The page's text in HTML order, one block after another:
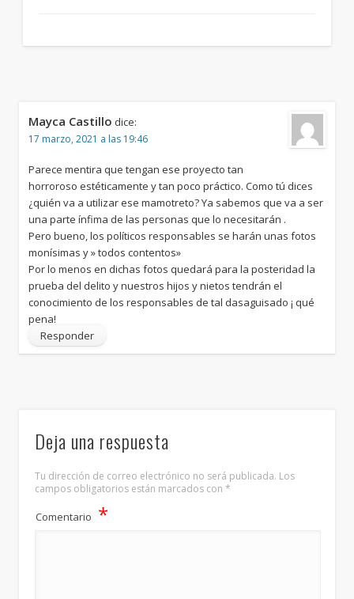
Mayca Castillo dice:
17 marzo, 2021 a las 19:46
Parece mentira que tengan ese proyecto tan
horroroso estéticamente y tan poco práctico. Como tú dices
¿quién va a utilizar ese mamotreto? Ya sabemos que va a ser
una parte ínfima de las personas que lo necesitarán .
Pero bueno, los políticos responsables se harán unas fotos
monísimas y » todos contentos»
Por lo menos en dichas fotos quedará para la posteridad la
prueba del delito y nuestros hijos y nietos tendrán el
conocimiento de los responsables de tal dasaguisado ¡ qué
pena!
Responder
Deja una respuesta
Tu dirección de correo electrónico no será publicada. Los
campos obligatorios están marcados con*
Comentario *